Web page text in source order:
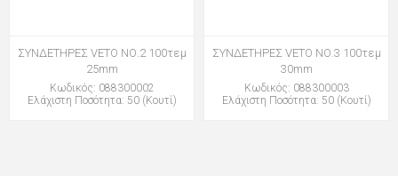
ΣΥΝΔΕΤΗΡΕΣ VETO ΝΟ.2 100τεμ
25mm
Κωδικός: 088300002
Ελάχιστη Ποσότητα: 50 (Κουτί)
ΣΥΝΔΕΤΗΡΕΣ VETO ΝΟ.3 100τεμ
30mm
Κωδικός: 088300003
Ελάχιστη Ποσότητα: 50 (Κουτί)